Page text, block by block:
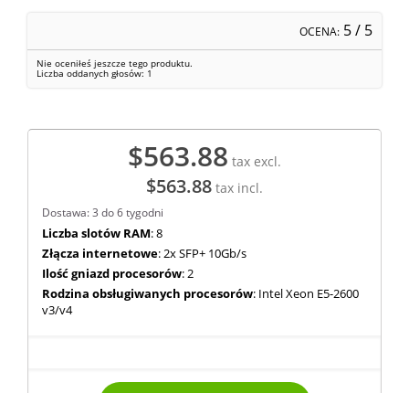
OCENA: 5/ 5
Nie oceniłeś jeszcze tego produktu.
Liczba oddanych głosów: 1
$563.88 tax excl.
$563.88 tax incl.
Dostawa: 3 do 6 tygodni
Liczba slotów RAM: 8
Złącza internetowe: 2x SFP+ 10Gb/s
Ilość gniazd procesorów: 2
Rodzina obsługiwanych procesorów: Intel Xeon E5-2600
v3/v4